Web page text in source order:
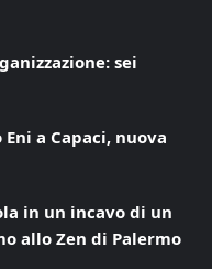
sei
a Capaci, nuova
in un incavo di un
allo Zen di Palermo